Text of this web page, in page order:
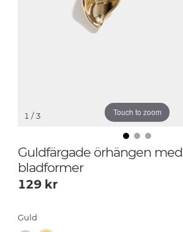
Touch to zoom
1 / 3
Guldfärgade örhängen med
bladformer
129 kr
Guld